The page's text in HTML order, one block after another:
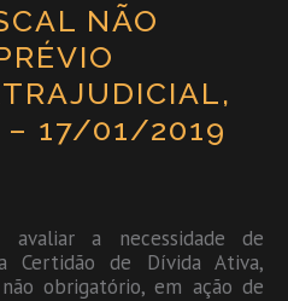
NÃO
– 17/01/2019
avaliar a necessidade de
Certidão de Dívida Ativa,
obrigatório, em ação de